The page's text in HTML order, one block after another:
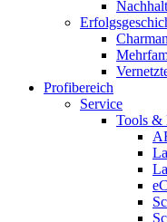
Profibereich
Service
Tools &